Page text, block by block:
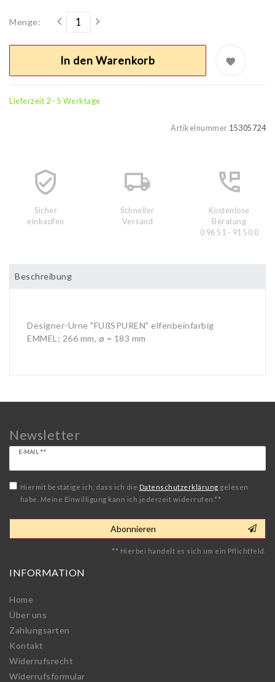
Menge:
In den Warenkorb
Lieferzeit 2 - 5 Werktage
Artikelnummer 15305724
Sicher
einkaufen
Schneller
Versand
Kostenlose
Beratung
0 96 51 - 91 50 0
Beschreibung
Designer-Urne "FUßSPUREN" elfenbeinfarbig
EMMEL; 266 mm, ø = 183 mm
Newsletter
E-MAIL **
Newsletter
Honig
Hiermit bestätige ich, dass ich die Daten­schutz­erklärung gelesen
habe. Meine Einwilligung kann ich jederzeit widerrufen.**
Abonnieren
** Hierbei handelt es sich um ein Pflichtfeld.
INFORMATION
Home
Über uns
Zahlungsarten
Kontakt
Widerrufs­recht
Widerrufs­formular